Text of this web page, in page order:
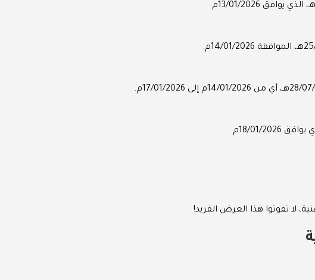
لا تفوتوا هذا العرض الفريد!